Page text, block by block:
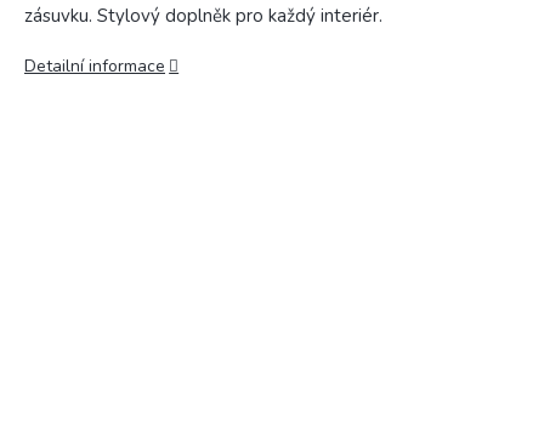
zásuvku. Stylový doplněk pro každý interiér.
Detailní informace